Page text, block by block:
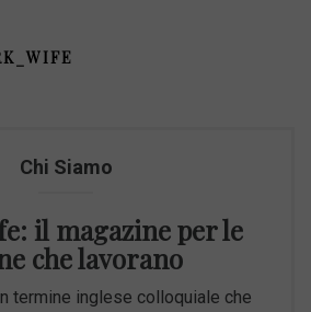
Chi Siamo
il magazine per le
che lavorano
termine inglese colloquiale che